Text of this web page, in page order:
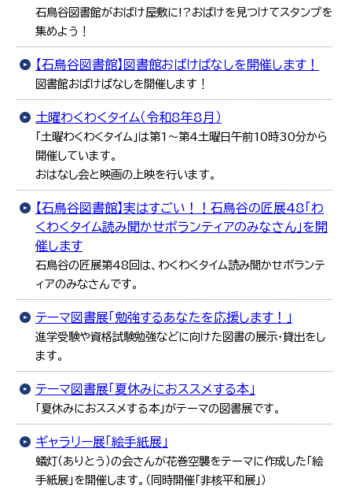
石鳥谷図書館がおばけ屋敷に!?おばけを見つけてスタンプを
集めよう！
【石鳥谷図書館】図書館おばけばなしを開催します！
図書館おばけばなしを開催します！
土曜わくわくタイム（令和8年8月）
「土曜わくわくタイム」は第1～第4土曜日午前10時30分から
開催しています。
おはなし会と映画の上映を行います。
【石鳥谷図書館】実はすごい！！石鳥谷の匠展48「わ
くわくタイム読み聞かせボランティアのみなさん」を開
催します
石鳥谷の匠展第48回は、わくわくタイム読み聞かせボランテ
ィアのみなさんです。
テーマ図書展「勉強するあなたを応援します！」
進学受験や資格試験勉強などに向けた図書の展示・貸出をし
ます。
テーマ図書展「夏休みにおススメする本」
「夏休みにおススメする本」がテーマの図書展です。
ギャラリー展「絵手紙展」
蟻灯（ありとう）の会さんが花巻空襲をテーマに作成した「絵
手紙展」を開催します。（同時開催「非核平和展」）